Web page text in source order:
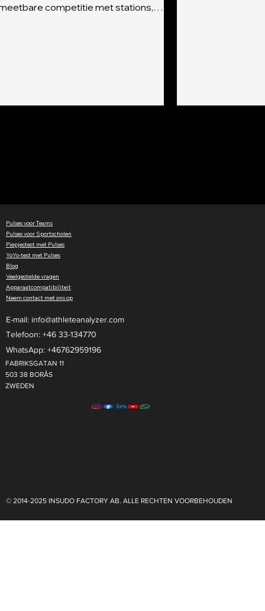
competitie met stations,
van je sessie.
Pulses voor Teams
Pulses voor Sportscholen
Piepjestest met Pulses
YoYo-test met Pulses
Blog
Veelgestelde vragen
Apparaatcompatibiliteit
Neem contact met ons op
E-mail: info@athleteanalyzer.com
Telefoon: +46 33-134770​
WhatsApp: +46762959196
FABRIKSGATAN 11
503 38 BORÅS
ZWEDEN
© 2014-2025 INSUDO FACTORY AB. ALLE RECHTEN VOORBEHOUDEN